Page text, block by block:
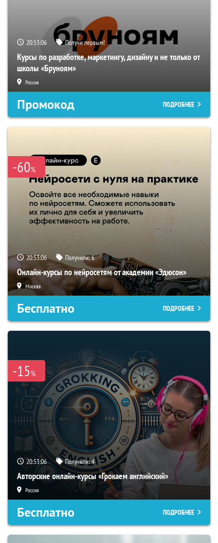
20:53:06 Получи первым!
Курсы по разработке, маркетингу, дизайну и не только от
школы «Бруноям»
Россия
Промокод ПОДРОБНЕЕ
-60%
20:53:06 Получили:6
Онлайн-курсы по нейросетям от академии «Эдюсон»
Москва
Бесплатно ПОДРОБНЕЕ
-15%
20:53:06 Получили:4
Авторские онлайн-курсы «Грокаем английский»
Россия
Бесплатно ПОДРОБНЕЕ